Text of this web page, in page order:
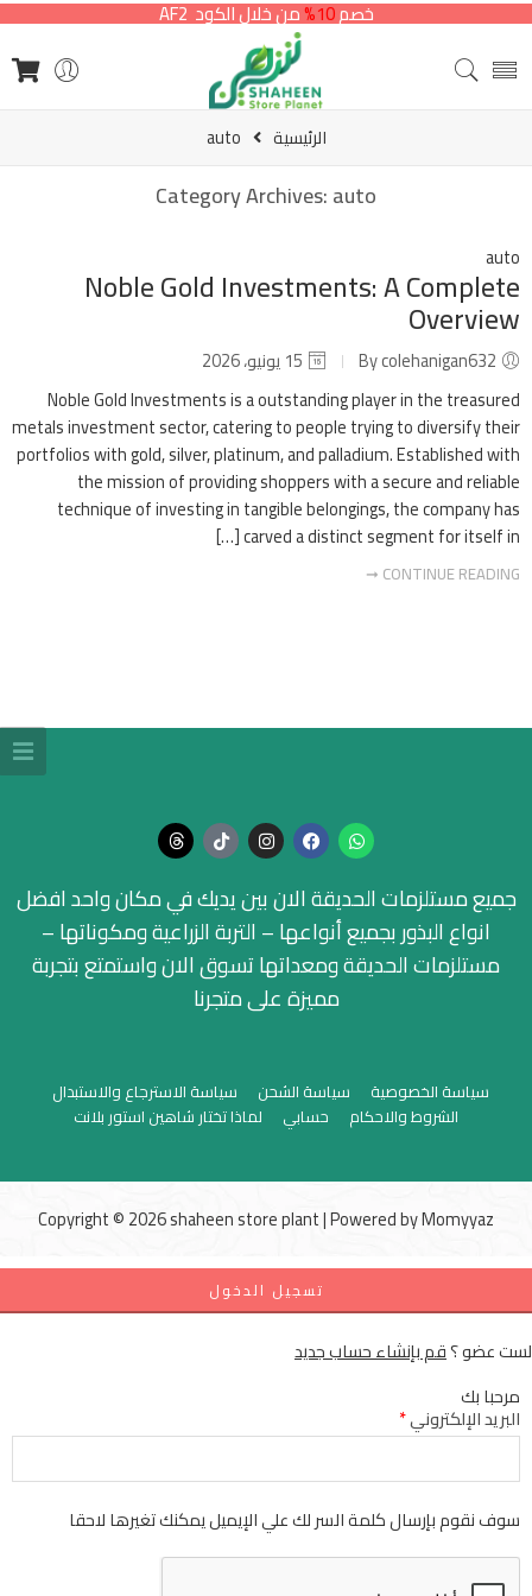
خصم10% من خلال الكود AF2
الرئيسية auto
Category Archives:auto
auto
Noble Gold Investments: A Complete
Overview
Noble Gold Investments is a outstanding player in the treasured
metals investment sector, catering to people trying to diversify their
portfolios with gold, silver, platinum, and palladium. Established with
the mission of providing shoppers with a secure and reliable
technique of investing in tangible belongings, the company has
carved a distinct segment for itself in […]
CONTINUE READING ➞
جميع مستلزمات الحديقة الان بين يديك في مكان واحد افضل
انواع البذور بجميع أنواعها – التربة الزراعية ومكوناتها –
مستلزمات الحديقة ومعداتها تسوق الان واستمتع بتجربة
مميزة على متجرنا
سياسة الخصوصية سياسة الشحن
سياسة الاسترجاع والاستبدال
الشروط والاحكام
حسابي لماذا تختار شاهين استور بلانت
Copyright © 2026 shaheen store plant | Powered byMomyyaz
تسجيل الدخول
لست عضو ؟قم بإنشاء حساب جديد
مرحبا بك
البريد الإلكتروني*
سوف نقوم بإرسال كلمة السر لك علي الإيميل يمكنك تغيرها لاحقا